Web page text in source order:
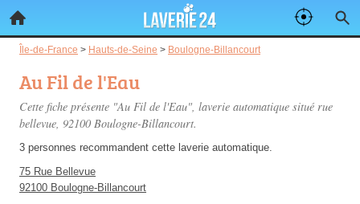
Île-de-France > Hauts-de-Seine > Boulogne-Billancourt
Au Fil de l'Eau
Cette fiche présente "Au Fil de l'Eau", laverie automatique situé rue
bellevue, 92100 Boulogne-Billancourt.
3 personnes recommandent cette laverie automatique.
75 Rue Bellevue
92100 Boulogne-Billancourt